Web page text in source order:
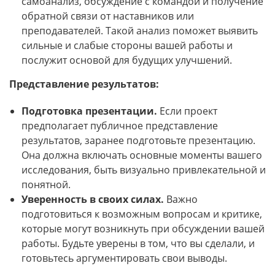
обратной связи от наставников или
преподавателей. Такой анализ поможет выявить
сильные и слабые стороны вашей работы и
послужит основой для будущих улучшений.
Представление результатов:
Подготовка презентации. Если проект
предполагает публичное представление
результатов, заранее подготовьте презентацию.
Она должна включать основные моменты вашего
исследования, быть визуально привлекательной и
понятной.
Уверенность в своих силах. Важно
подготовиться к возможным вопросам и критике,
которые могут возникнуть при обсуждении вашей
работы. Будьте уверены в том, что вы сделали, и
готовьтесь аргументировать свои выводы.